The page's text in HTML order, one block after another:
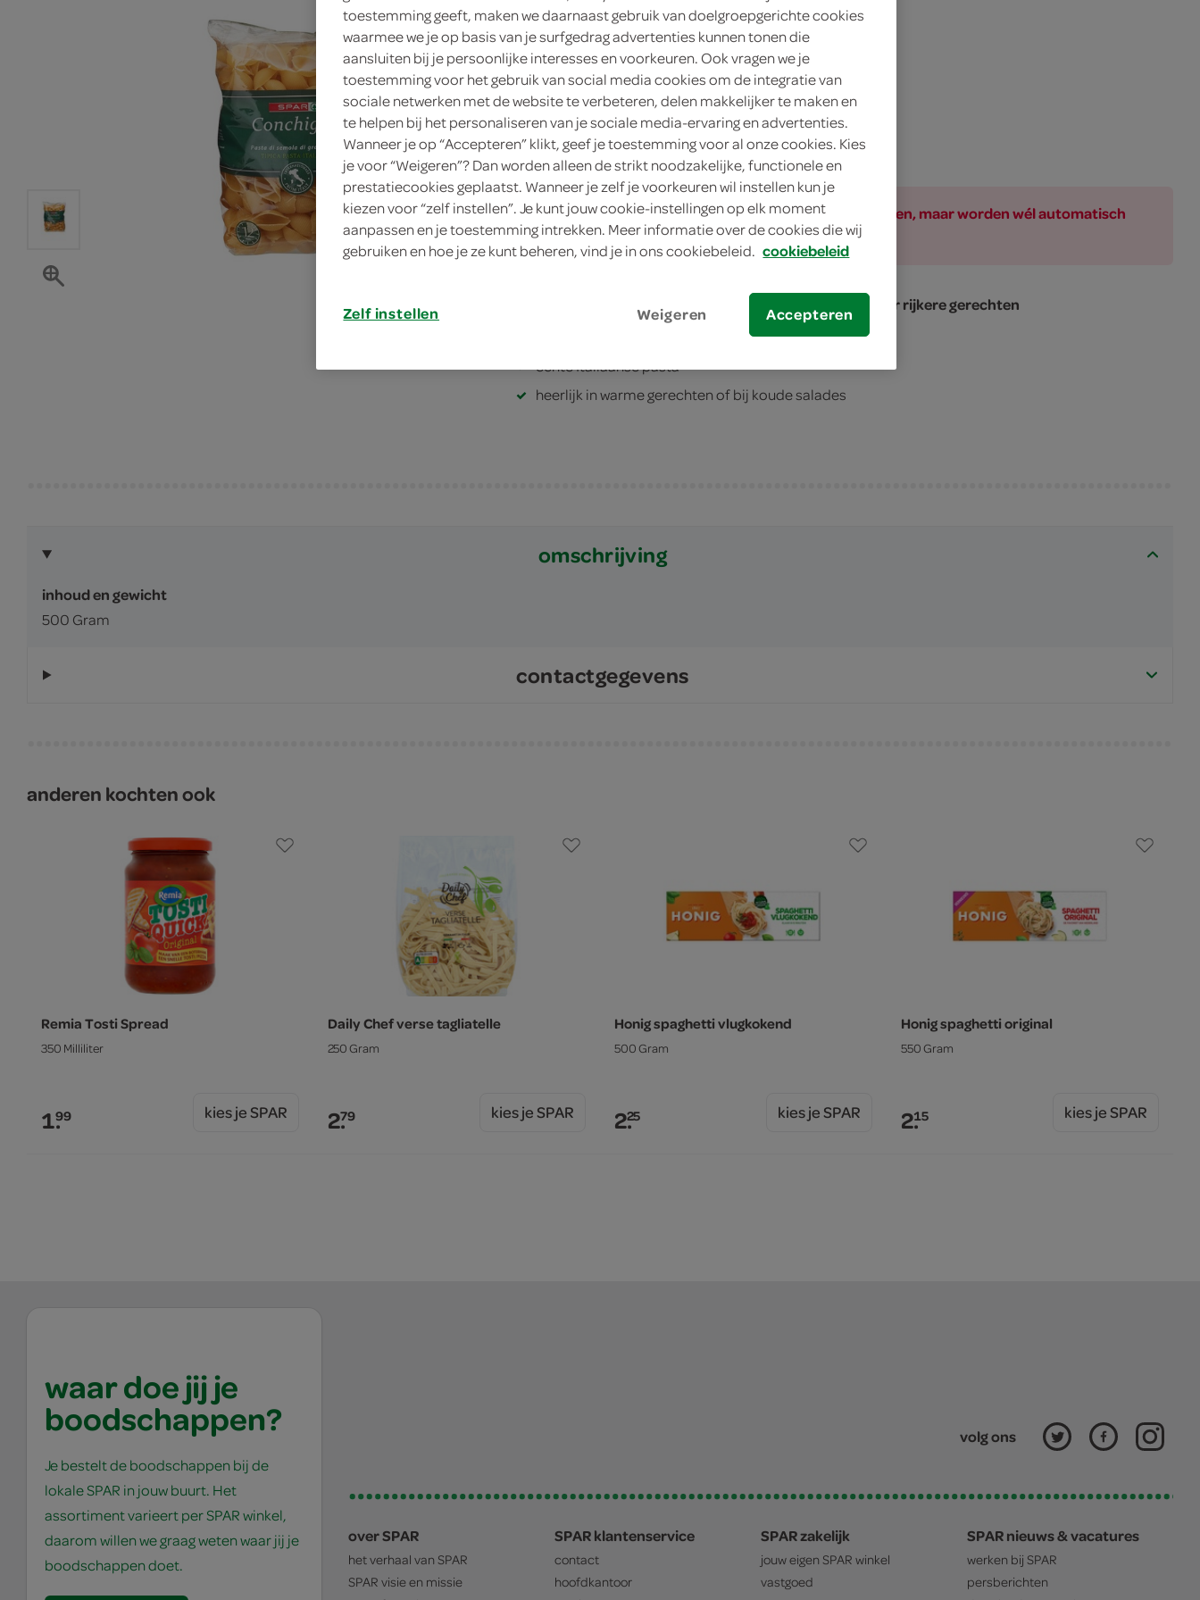
1.
55
500 Gram
in winkelmand
Let op: aanbiedingen zijn niet zichtbaar bij de producten, maar worden wél automatisch
verwerkt in de winkelmand.
stevige pastaschelpjes die sauzen perfect opnemen voor rijkere gerechten
echte Italiaanse pasta
heerlijk in warme gerechten of bij koude salades
omschrijving
inhoud en gewicht
500 Gram
contactgegevens
anderen kochten ook
Remia Tosti Spread
350 Milliliter
1.99 kies je SPAR
Daily Chef verse tagliatelle
250 Gram
2.79 kies je SPAR
Honig spaghetti vlugkokend
500 Gram
2.25 kies je SPAR
Honig spaghetti original
550 Gram
2.15 kies je SPAR
waar doe jij je
boodschappen?
Je bestelt de boodschappen bij de
lokale SPAR in jouw buurt. Het
assortiment varieert per SPAR winkel,
daarom willen we graag weten waar jij je
boodschappen doet.
volg ons
over SPAR
het verhaal van SPAR
SPAR visie en missie
SPAR klantenservice
contact
hoofdkantoor
SPAR zakelijk
jouw eigen SPAR winkel
vastgoed
SPAR nieuws & vacatures
werken bij SPAR
persberichten
toestemming geeft, maken we daarnaast gebruik van doelgroepgerichte cookies
waarmee we je op basis van je surfgedrag advertenties kunnen tonen die
aansluiten bij je persoonlijke interesses en voorkeuren. Ook vragen we je
toestemming voor het gebruik van social media cookies om de integratie van
sociale netwerken met de website te verbeteren, delen makkelijker te maken en
te helpen bij het personaliseren van je sociale media-ervaring en advertenties.
Wanneer je op “Accepteren” klikt, geef je toestemming voor al onze cookies. Kies
je voor “Weigeren”? Dan worden alleen de strikt noodzakelijke, functionele en
prestatiecookies geplaatst. Wanneer je zelf je voorkeuren wil instellen kun je
kiezen voor “zelf instellen”. Je kunt jouw cookie-instellingen op elk moment
aanpassen en je toestemming intrekken. Meer informatie over de cookies die wij
gebruiken en hoe je ze kunt beheren, vind je in ons cookiebeleid. cookiebeleid
Zelf instellen Weigeren Accepteren